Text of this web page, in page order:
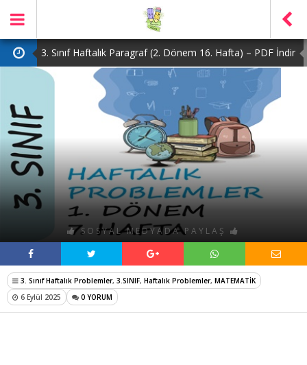
3. Sınıf Haftalık Paragraf (2. Dönem 16. Hafta) – PDF İndir
2. Sınıf Haftalık Paragraf (2. Dönem 16. Hafta) – PDF İndir
1. Sınıf Haftalık Paragraf (2. Dönem 16. Hafta) – PDF İndir
3. Sınıf Haftalık Paragraf (2. Dönem 15. Hafta) – PDF İndir
4. Sınıf Haftalık Paragraf (2. Dönem 16. Hafta) – PDF İndir
SOSYAL MEDYADA PAYLAŞ
3. Sınıf Haftalık Problemler, 3.SINIF, Haftalık Problemler, MATEMATİK
6 Eylül 2025
0 YORUM